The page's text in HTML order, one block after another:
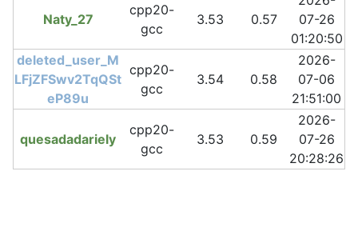
Naty_27
cpp20-
gcc
3.53 0.57
07-26
01:20:50
deleted_user_M
LFjZFSwv2TqQSt
eP89u
cpp20-
gcc
3.54 0.58
2026-
07-06
21:51:00
quesadadariely
cpp20-
gcc
3.53 0.59
2026-
07-26
20:28:26